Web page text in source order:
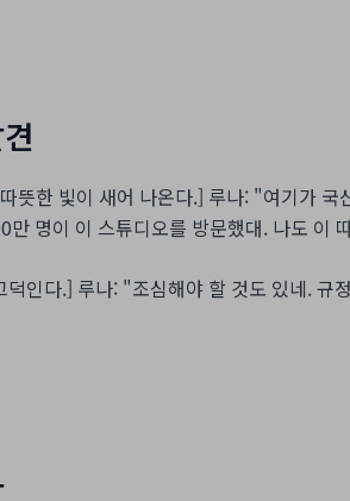
뜻한 빛이 새어 나온다.] 루나: "여기가
명이 이 스튜디오를 방문했대. 나도 이
인다.] 루나: "조심해야 할 것도 있네.